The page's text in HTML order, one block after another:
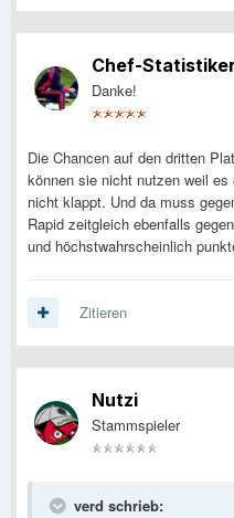
Chef-Statistiker
Danke!
Die Chancen auf den dritten
können sie nicht nutzen weil
nicht klappt. Und da muss
Rapid zeitgleich ebenfalls
und höchstwahrscheinlich
Zitieren
Nutzi
Stammspieler
verd schrieb: